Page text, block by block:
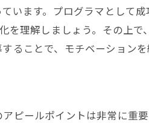
います。プログラマとして
を理解しましょう。その上
ることで、モチベーション
ピールポイントは非常に重